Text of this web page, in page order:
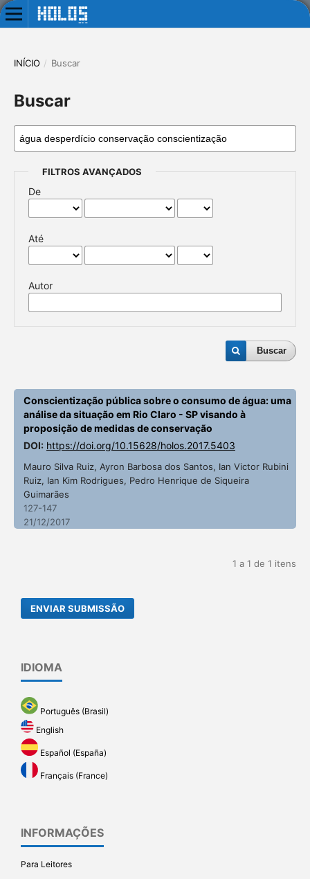
INÍCIO / Buscar
Buscar
FILTROS AVANÇADOS
De
Até
Autor
Buscar
Conscientização pública sobre o consumo de água: uma
análise da situação em Rio Claro - SP visando à
proposição de medidas de conservação
DOI: https://doi.org/10.15628/holos.2017.5403
Mauro Silva Ruiz, Ayron Barbosa dos Santos, Ian Victor Rubini
Ruiz, Ian Kim Rodrigues, Pedro Henrique de Siqueira
Guimarães
127-147
21/12/2017
1 a 1 de 1 itens
ENVIAR SUBMISSÃO
IDIOMA
Português (Brasil)
English
Español (España)
Français (France)
INFORMAÇÕES
Para Leitores